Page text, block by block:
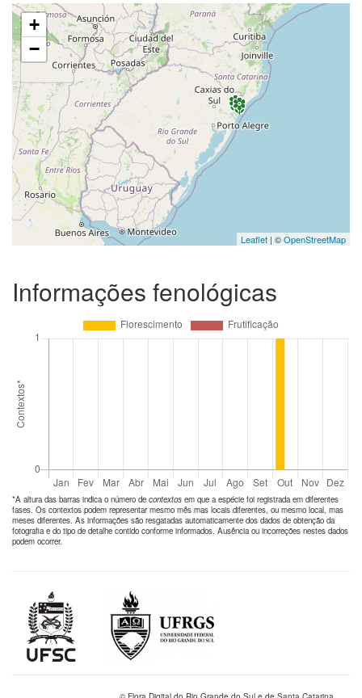
+
−
Leaflet | ©OpenStreetMap
Informações fenológicas
*A altura das barras indica o número de contextos em que a espécie foi registrada em diferentes
fases. Os contextos podem representar mesmo mês mas locais diferentes, ou mesmo local, mas
meses diferentes. As informações são resgatadas automaticamente dos dados de obtenção da
fotografia e do tipo de detalhe contido conforme informados. Ausência ou incorreções nestes dados
podem ocorrer.